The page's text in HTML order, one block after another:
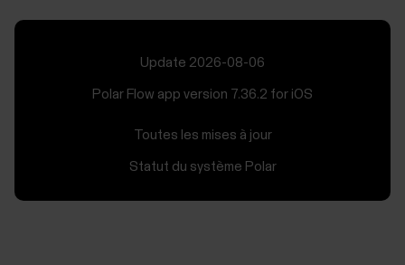
Update 2026-08-06
Polar Flow app version 7.36.2 for iOS
Toutes les mises à jour
Statut du système Polar